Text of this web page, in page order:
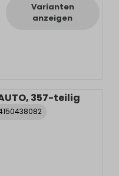
Varianten
anzeigen
357-teilig